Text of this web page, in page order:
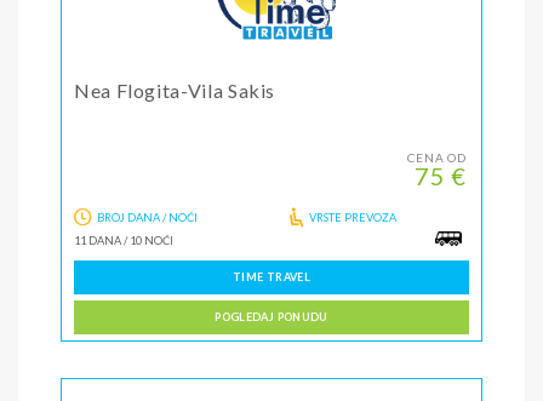
Nea Flogita-Vila Sakis
CENA OD
75 €
BROJ DANA / NOĆI
11 DANA/10 NOĆI
VRSTE PREVOZA
TIME TRAVEL
POGLEDAJ PONUDU